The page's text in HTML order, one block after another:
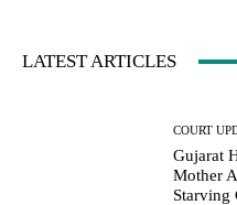
LATEST ARTICLES
COURT
Gujarat
Mother
Starving